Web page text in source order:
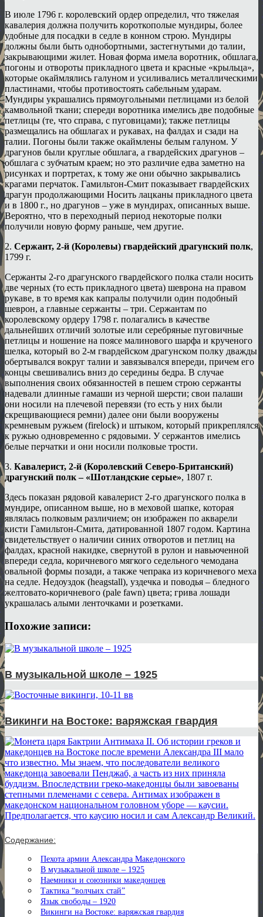
В июле 1796 г. королевский ордер определил, что тяжелая
кавалерия должна получить короткополые мундиры, более
удобные для посадки в седле в конном строю. Мундиры
должны были быть однобортными, застегнутыми до талии,
закрывающими жилет. Новая форма имела воротник, обшлага,
погоны и отвороты прикладного цвета и красные «крыльца»,
которые окаймлялись галуном и усиливались металлическими
пластинами, чтобы противостоять сабельным ударам.
Мундиры украшались прямоугольными петлицами из белой
камвольной ткани; спереди воротника имелись две подобные
петлицы (те, что справа, с пуговицами); также петлицы
размещались на обшлагах и рукавах, на фалдах и сзади на
талии. Погоны были также окаймлены белым галуном. У
драгунов были круглые обшлага, а гвардейских драгунов –
обшлага с зубчатым краем; но это различие едва заметно на
рисунках и портретах, к тому же они обычно закрывались
крагами перчаток. Гамильтон-Смит показывает гвардейских
драгун продолжающими Носить лацканы прикладного цвета
и в 1800 г., но драгунов – уже в мундирах, описанных выше.
Вероятно, что в переходный период некоторые полки
получили новую форму раньше, чем другие.
2. Сержант, 2-й (Королевы) гвардейский драгунский полк,
1799 г.
Сержанты 2-го драгунского гвардейского полка стали носить
две черных (то есть прикладного цвета) шеврона на правом
рукаве, в то время как капралы получили один подобный
шеврон, а главные сержанты – три. Сержантам по
королевскому ордеру 1798 г. полагались в качестве
дальнейших отличий золотые или серебряные пуговичные
петлицы и ношение на поясе малинового шарфа и крученого
шелка, который во 2-м гвардейском драгунском полку дважды
обертывался вокруг талии и завязывался впереди, причем его
концы свешивались вниз до середины бедра. В случае
выполнения своих обязанностей в пешем строю сержанты
надевали длинные гамаши из черной шерсти; свои палаши
они носили на плечевой перевязи (то есть у них были
скрещивающиеся ремни) далее они были вооружены
кремневым ружьем (firelock) и штыком, который прикреплялся
к ружью одновременно с рядовыми. У сержантов имелись
белые перчатки и они носили полковые трости.
3. Кавалерист, 2-й (Королевский Северо-Британский)
драгунский полк – «Шотландские серые», 1807 г.
Здесь показан рядовой кавалерист 2-го драгунского полка в
мундире, описанном выше, но в меховой шапке, которая
являлась полковым различием; он изображен по акварели
кисти Гамильтон-Смита, датированной 1807 годом. Картина
свидетельствует о наличии синих отворотов и петлиц на
фалдах, красной накидке, свернутой в рулон и навьюченной
впереди седла, коричневого мягкого седельного чемодана
овальной формы позади, а также чепрака из коричневого меха
на седле. Недоуздок (heagstall), уздечка и поводья – бледного
желтовато-коричневого (pale fawn) цвета; грива лошади
украшалась алыми ленточками и розетками.
Похожие записи:
В музыкальной школе – 1925
Викинги на Востоке: варяжская гвардия
Содержание:
Пехота армии Александра Македонского
В музыкальной школе – 1925
Наемники и союзники македонцев
Тактика “волчьих стай”
Язык свободы – 1920
Викинги на Востоке: варяжская гвардия